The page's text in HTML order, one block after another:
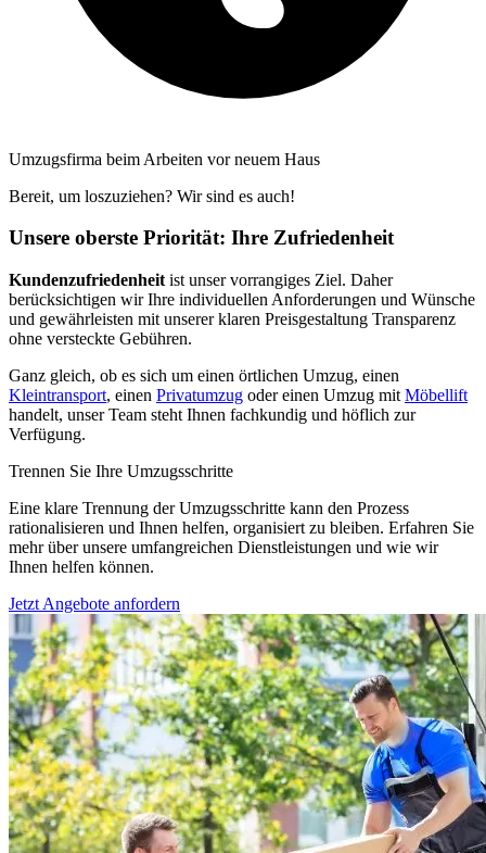
Umzugsfirma beim Arbeiten vor neuem Haus
Bereit, um loszuziehen? Wir sind es auch!
Unsere oberste Priorität: Ihre Zufriedenheit
Kundenzufriedenheit ist unser vorrangiges Ziel. Daher
berücksichtigen wir Ihre individuellen Anforderungen und Wünsche
und gewährleisten mit unserer klaren Preisgestaltung Transparenz
ohne versteckte Gebühren.
Ganz gleich, ob es sich um einen örtlichen Umzug, einen
Kleintransport, einen Privatumzug oder einen Umzug mit Möbellift
handelt, unser Team steht Ihnen fachkundig und höflich zur
Verfügung.
Trennen Sie Ihre Umzugsschritte
Eine klare Trennung der Umzugsschritte kann den Prozess
rationalisieren und Ihnen helfen, organisiert zu bleiben. Erfahren Sie
mehr über unsere umfangreichen Dienstleistungen und wie wir
Ihnen helfen können.
Jetzt Angebote anfordern